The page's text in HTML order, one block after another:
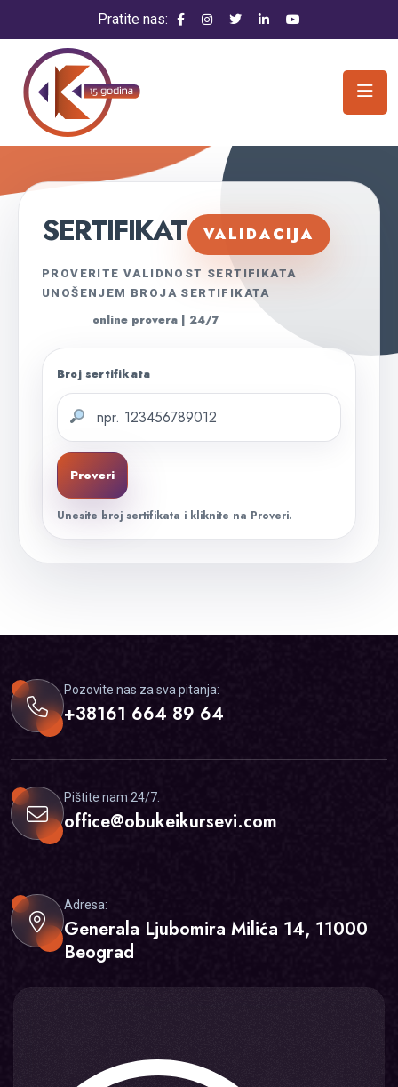
Pratite nas:
SERTIFIKAT VALIDACIJA
PROVERITE VALIDNOST SERTIFIKATA
UNOŠENJEM BROJA SERTIFIKATA
online provera | 24/7
Broj sertifikata
Proveri
Unesite broj sertifikata i kliknite na Proveri.
Pozovite nas za sva pitanja:
+38161 664 89 64
Pištite nam 24/7:
office@obukeikursevi.com
Adresa:
Generala Ljubomira Milića 14, 11000
Beograd